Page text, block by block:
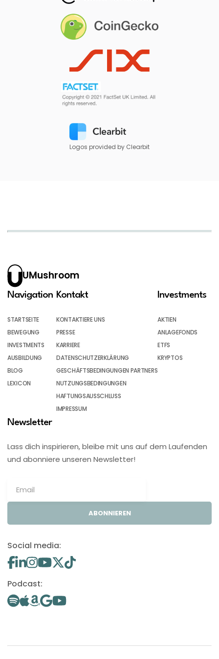
Logos provided by Clearbit
UMushroom
Navigation
STARTSEITE
BEWEGUNG
INVESTMENTS
AUSBILDUNG
BLOG
LEXICON
Kontakt
KONTAKTIERE UNS
PRESSE
KARRIERE
DATENSCHUTZERKLÄRUNG
GESCHÄFTSBEDINGUNGEN PARTNERS
NUTZUNGSBEDINGUNGEN
HAFTUNGSAUSSCHLUSS
IMPRESSUM
Investments
AKTIEN
ANLAGEFONDS
ETFS
KRYPTOS
Newsletter
Lass dich inspirieren, bleibe mit uns auf dem Laufenden
und abonniere unseren Newsletter!
ABONNIEREN
Social media:
Podcast: